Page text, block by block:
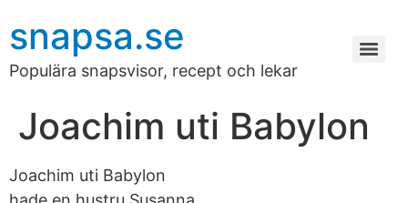
snapsa.se
Populära snapsvisor, recept och lekar
Joachim uti Babylon
Joachim uti Babylon